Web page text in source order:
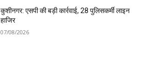
कुशीनगर: एसपी की बड़ी कार्रवाई, 28 पुलिसकर्मी लाइन
हाजिर
07/08/2026